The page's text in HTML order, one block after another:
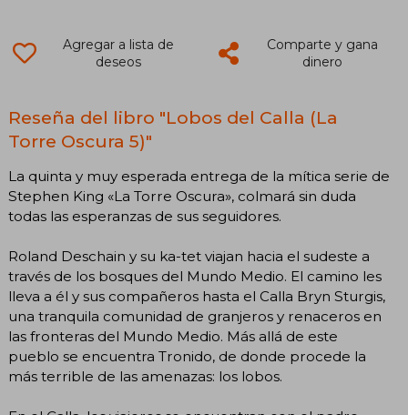
Agregar a lista de
deseos
Comparte y gana
dinero
Reseña del libro "Lobos del Calla (La
Torre Oscura 5)"
La quinta y muy esperada entrega de la mítica serie de
Stephen King «La Torre Oscura», colmará sin duda
todas las esperanzas de sus seguidores.
Roland Deschain y su ka-tet viajan hacia el sudeste a
través de los bosques del Mundo Medio. El camino les
lleva a él y sus compañeros hasta el Calla Bryn Sturgis,
una tranquila comunidad de granjeros y renaceros en
las fronteras del Mundo Medio. Más allá de este
pueblo se encuentra Tronido, de donde procede la
más terrible de las amenazas: los lobos.